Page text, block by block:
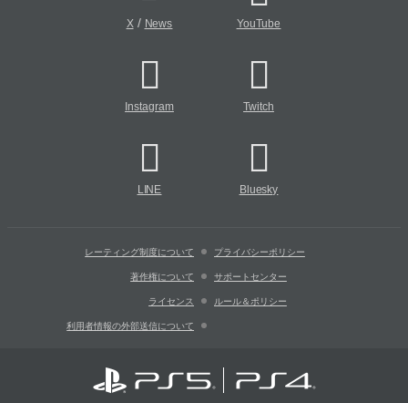
X/ News YouTube
Instagram Twitch
LINE Bluesky
レーティング制度について プライバシーポリシー
著作権について サポートセンター
ライセンス ルール＆ポリシー
利用者情報の外部送信について